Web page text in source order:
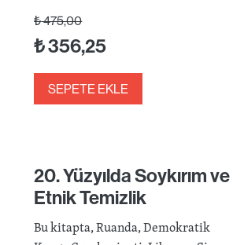
₺475,00
₺356,25
SEPETE EKLE
20. Yüzyılda Soykırım ve
Etnik Temizlik
Bu kitapta, Ruanda, Demokratik